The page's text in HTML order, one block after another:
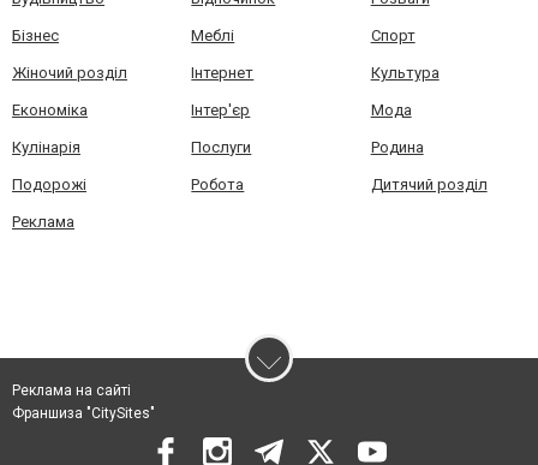
Бізнес Меблі Спорт
Жіночий розділ Інтернет Культура
Економіка Інтер'єр Мода
Кулінарія Послуги Родина
Подорожі Робота Дитячий розділ
Реклама
Реклама на сайті
Франшиза "CitySites"